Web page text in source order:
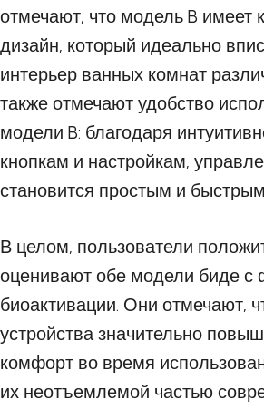
отмечают, что модель B имеет
дизайн, который идеально
интерьер ванных комнат
также отмечают удобство
модели B: благодаря
кнопкам и настройкам,
становится простым и
В целом, пользователи
оценивают обе модели биде с
биоактивации. Они отмечают,
устройства значительно
комфорт во время
их неотъемлемой частью